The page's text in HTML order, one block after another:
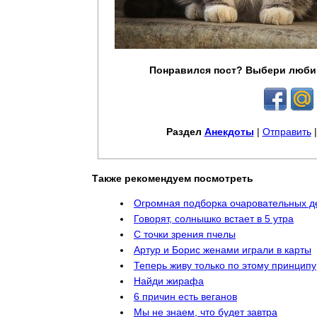
Понравился пост? Выбери
Раздел Анекдоты | Отправить
Также рекомендуем посмотреть
Огромная подборка очаровательных
Говорят, солнышко встает в 5 утра
С точки зрения пчелы
Артур и Борис женами играли в карты
Теперь живу только по этому принципу
Найди жирафа
6 причин есть веганов
Мы не знаем, что будет завтра